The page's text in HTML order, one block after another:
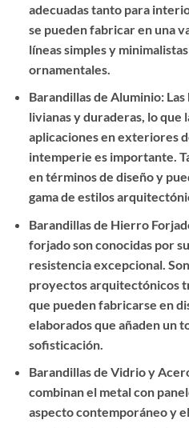
adecuadas tanto para
se pueden fabricar en una
líneas simples y
ornamentales.
Barandillas de Aluminio:
livianas y duraderas, lo que
aplicaciones en exteriores
intemperie es importante.
en términos de diseño y
gama de estilos
Barandillas de Hierro
forjado son conocidas por
resistencia excepcional.
proyectos arquitectónicos
que pueden fabricarse en
elaborados que añaden un
sofisticación.
Barandillas de Vidrio y
combinan el metal con
aspecto contemporáneo y